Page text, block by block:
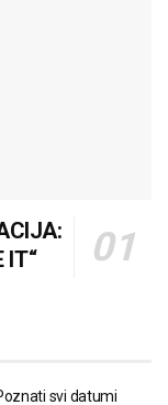
IT“
svi datumi